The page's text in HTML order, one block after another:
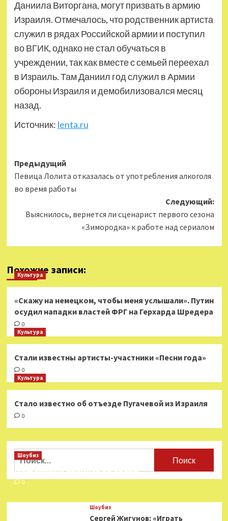
Даниила Виторгана, могут призвать в армию
Израиля. Отмечалось, что родственник артиста
служил в рядах Российской армии и поступил
во ВГИК, однако не стал обучаться в
учреждении, так как вместе с семьей переехал
в Израиль. Там Даниил год служил в Армии
обороны Израиля и демобилизовался месяц
назад.
Источник: lenta.ru
Навигация
записи
Предыдущий
Певица Лолита отказалась от употребления алкоголя
во время работы
Следующий:
Выяснилось, вернется ли сценарист первого сезона
«Зимородка» к работе над сериалом
Похожие записи:
Культура
«Скажу на немецком, чтобы меня услышали». Путин
осудил нападки властей ФРГ на Герхарда Шредера
0
Культура
Стали известны артисты-участники «Песни года»
0
Культура
Стало известно об отъезде Пугачевой из Израиля
0
Найти:
Шоубиз
Мошенники взялись за звезд
0
Шоубиз
Сергей Жигунов: «Играть